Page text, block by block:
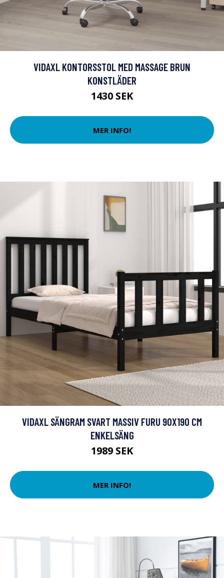
VIDAXL KONTORSSTOL MED MASSAGE BRUN
KONSTLÄDER
1430 SEK
MER INFO!
VIDAXL SÄNGRAM SVART MASSIV FURU 90X190 CM
ENKELSÄNG
1989 SEK
MER INFO!